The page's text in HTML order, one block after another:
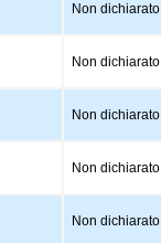
Non dichiarato
Non dichiarato
Non dichiarato
Non dichiarato
Non dichiarato